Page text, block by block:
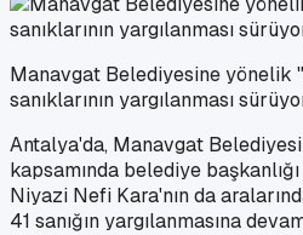
Manavgat Belediyesine yönelik
sanıklarının yargılanması
Antalya'da, Manavgat
kapsamında belediye
Niyazi Nefi Kara'nın da
41 sanığın yargılanmasına